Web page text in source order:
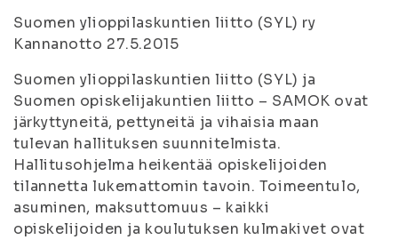
Suomen ylioppilaskuntien liitto (SYL) ry
Kannanotto 27.5.2015
Suomen ylioppilaskuntien liitto (SYL) ja
Suomen opiskelijakuntien liitto – SAMOK ovat
järkyttyneitä, pettyneitä ja vihaisia maan
tulevan hallituksen suunnitelmista.
Hallitusohjelma heikentää opiskelijoiden
tilannetta lukemattomin tavoin. Toimeentulo,
asuminen, maksuttomuus – kaikki
opiskelijoiden ja koulutuksen kulmakivet ovat